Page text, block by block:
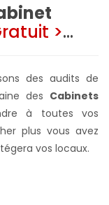
>...
des audits de
des Cabinets
à toutes vos
plus vous avez
vos locaux.